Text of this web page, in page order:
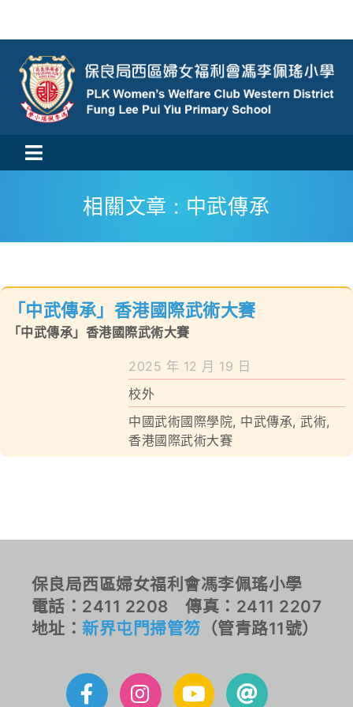
content
Toggle
Navigation
活動消息
校風及學生支援
相關文章 : 中武傳承
「中武傳承」香港國際武術大賽
「中武傳承」香港國際武術大賽
2025 年 12 月 19 日
校外
中國武術國際學院, 中武傳承, 武術,
香港國際武術大賽
保良局西區婦女福利會馮李佩瑤小學
電話：2411 2208 傳真：2411 2207
地址： 新界屯門掃管笏 （管青路11號）